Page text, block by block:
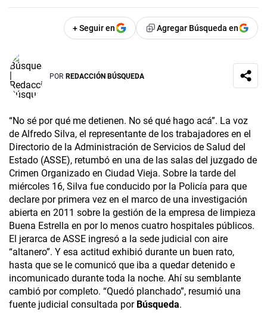
+ Seguir en Agregar Búsqueda en
POR REDACCIÓN BÚSQUEDA
“No sé por qué me detienen. No sé qué hago acá”. La voz
de Alfredo Silva, el representante de los trabajadores en el
Directorio de la Administración de Servicios de Salud del
Estado (ASSE), retumbó en una de las salas del juzgado de
Crimen Organizado en Ciudad Vieja. Sobre la tarde del
miércoles 16, Silva fue conducido por la Policía para que
declare por primera vez en el marco de una investigación
abierta en 2011 sobre la gestión de la empresa de limpieza
Buena Estrella en por lo menos cuatro hospitales públicos.
El jerarca de ASSE ingresó a la sede judicial con aire
“altanero”. Y esa actitud exhibió durante un buen rato,
hasta que se le comunicó que iba a quedar detenido e
incomunicado durante toda la noche. Ahí su semblante
cambió por completo. “Quedó planchado”, resumió una
fuente judicial consultada por Búsqueda.